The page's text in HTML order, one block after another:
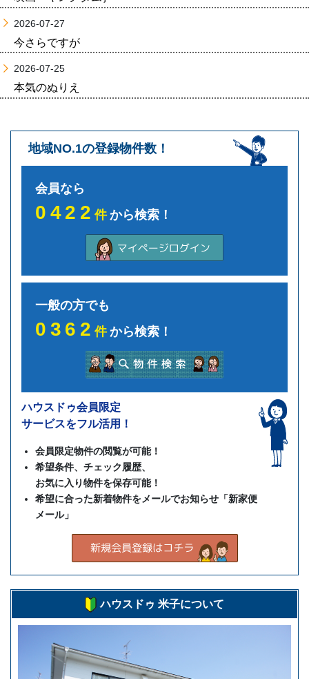
2026-07-27
今さらですが
2026-07-25
本気のぬりえ
地域NO.1の登録物件数！
会員なら
0422件から検索！
一般の方でも
0362件から検索！
ハウスドゥ会員限定
サービスをフル活用！
会員限定物件の閲覧が可能！
希望条件、チェック履歴、
お気に入り物件を保存可能！
希望に合った新着物件をメールでお知らせ「新家便
メール」
ハウスドゥ 米子について